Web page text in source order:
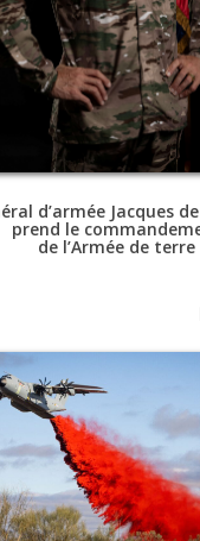
d’armée Jacques
prend le
de l’Armée de terre